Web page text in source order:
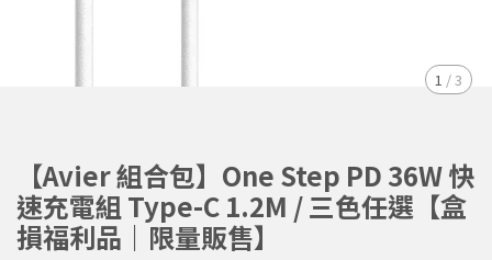
1 /3
【Avier 組合包】One Step PD 36W 快
速充電組 Type-C 1.2M / 三色任選【盒
損福利品｜限量販售】